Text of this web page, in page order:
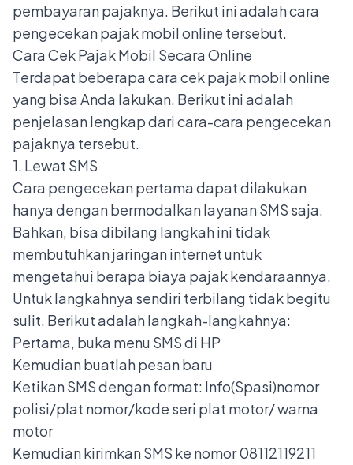
pembayaran pajaknya. Berikut ini adalah cara
pengecekan pajak mobil online tersebut.
Cara Cek Pajak Mobil Secara Online
Terdapat beberapa cara cek pajak mobil online
yang bisa Anda lakukan. Berikut ini adalah
penjelasan lengkap dari cara-cara pengecekan
pajaknya tersebut.
1. Lewat SMS
Cara pengecekan pertama dapat dilakukan
hanya dengan bermodalkan layanan SMS saja.
Bahkan, bisa dibilang langkah ini tidak
membutuhkan jaringan internet untuk
mengetahui berapa biaya pajak kendaraannya.
Untuk langkahnya sendiri terbilang tidak begitu
sulit. Berikut adalah langkah-langkahnya:
Pertama, buka menu SMS di HP
Kemudian buatlah pesan baru
Ketikan SMS dengan format: Info(Spasi)nomor
polisi/plat nomor/kode seri plat motor/ warna
motor
Kemudian kirimkan SMS ke nomor 08112119211